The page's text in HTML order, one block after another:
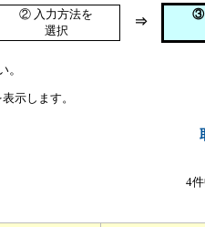
② 入力方法を
選択
⇒
③
。
示します。
4